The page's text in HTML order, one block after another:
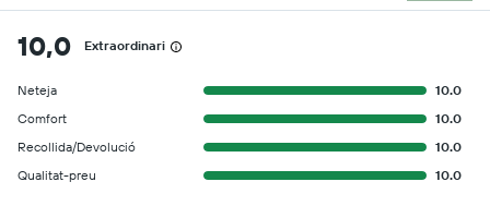
10,0 Extraordinari
Neteja
10.0
Comfort
10.0
Recollida/Devolució
10.0
Qualitat-preu
10.0